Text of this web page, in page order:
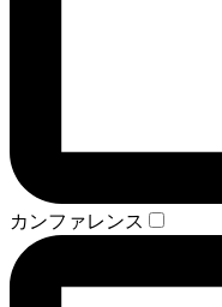
カンファレンス